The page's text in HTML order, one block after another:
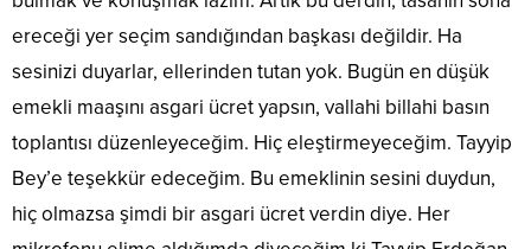
ereceği yer seçim sandığından başkası değildir. Ha
sesinizi duyarlar, ellerinden tutan yok. Bugün en düşük
emekli maaşını asgari ücret yapsın, vallahi billahi basın
toplantısı düzenleyeceğim. Hiç eleştirmeyeceğim. Tayyip
Bey’e teşekkür edeceğim. Bu emeklinin sesini duydun,
hiç olmazsa şimdi bir asgari ücret verdin diye. Her